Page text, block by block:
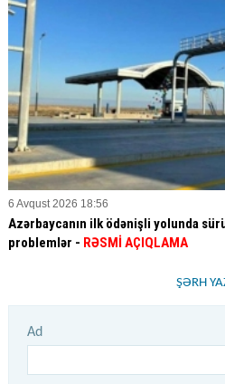
6 Avqust 2026 18:56
Azərbaycanın ilk ödənişli yolunda
problemlər - RƏSMİ AÇIQLAMA
ŞƏRH
Ad